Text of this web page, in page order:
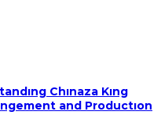
Chınaza Kıng
and Productıon